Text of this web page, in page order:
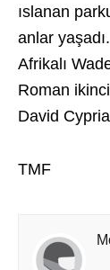
ıslanan
anlar
Afrikalı
Roman
David
TMF